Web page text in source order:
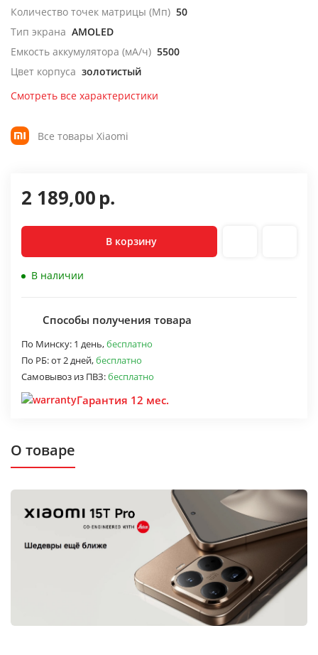
Количество точек матрицы (Мп) 50
Тип экрана AMOLED
Емкость аккумулятора (мА/ч) 5500
Цвет корпуса золотистый
Смотреть все характеристики
Все товары Xiaomi
2 189,00р.
В корзину
В наличии
Способы получения товара
По Минску: 1 день,бесплатно
По РБ:от 2 дней,бесплатно
Самовывоз из ПВЗ:бесплатно
Гарантия 12 мес.
О товаре